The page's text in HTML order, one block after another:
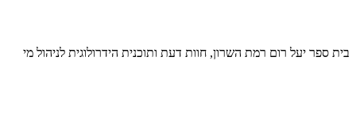
בית ספר יעל רום רמת השרון, חוות דעת ותוכנית הידרולוגית לניהול מי